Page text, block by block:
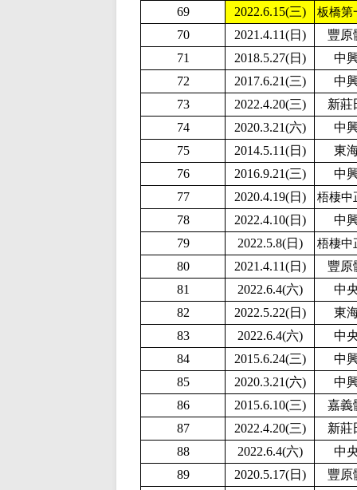
69 2022.6.15(三) 板橋第
70 2021.4.11(日)
豐原
71
2018.5.27(日)
中
72
2017.6.21(三)
中
73
2022.4.20(三)
新莊
74
2020.3.21(六)
中
75
2014.5.11(日)
東
76
2016.9.21(三)
中
77
2020.4.19(日) 梧棲中
78 2022.4.10(日)
中
79
2022.5.8(日) 梧棲中
80 2021.4.11(日)
豐原
81
2022.6.4(六)
中
82
2022.5.22(日)
東
83
2022.6.4(六)
中
84
2015.6.24(三)
中
85
2020.3.21(六)
中
86
2015.6.10(三)
嘉義
87
2022.4.20(三)
新莊
88
2022.6.4(六)
中
89
2020.5.17(日)
豐原